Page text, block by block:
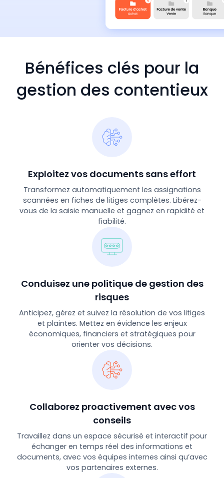
Bénéfices clés pour la
gestion des contentieux
Exploitez vos documents sans effort
Transformez automatiquement les assignations
scannées en fiches de litiges complètes. Libérez-
vous de la saisie manuelle et gagnez en rapidité et
fiabilité.
Conduisez une politique de gestion des
risques
Anticipez, gérez et suivez la résolution de vos litiges
et plaintes. Mettez en évidence les enjeux
économiques, financiers et stratégiques pour
orienter vos décisions.
Collaborez proactivement avec vos
conseils
Travaillez dans un espace sécurisé et interactif pour
échanger en temps réel des informations et
documents, avec vos équipes internes ainsi qu’avec
vos partenaires externes.